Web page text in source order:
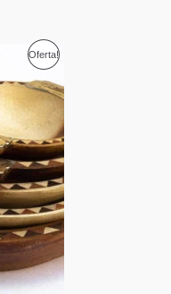
Oferta!P
R
D
U
C
T
O